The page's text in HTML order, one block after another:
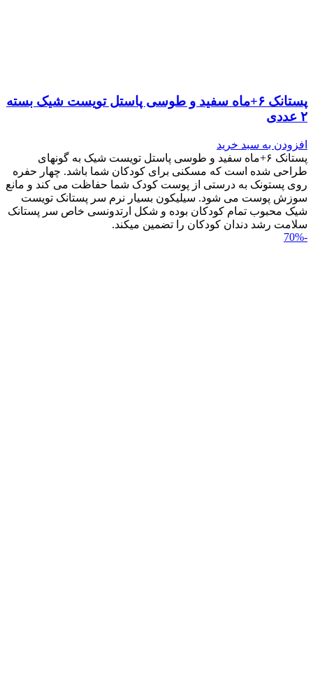
پستانک ۶+ماه سفید و طوسی پاستل تویست شیک بسته
۲ عددی
افزودن به سبد خرید
پستانک ۶+ماه سفید و طوسی پاستل تویست شیک به گونه‎ای
طراحی شده است که مسکنی برای کودکان شما باشد. چهار حفره
روی پستونک به درستی از پوست کودک شما حفاظت می کند و مانع
سوزش پوست می شود. سیلیکون بسیار نرم سر پستانک تویست
شیک محبوب تمام کودکان بوده و شکل ارتدونسی خاص سر پستانک
سلامت رشد دندان کودکان را تضمین می‎کند.
-70%